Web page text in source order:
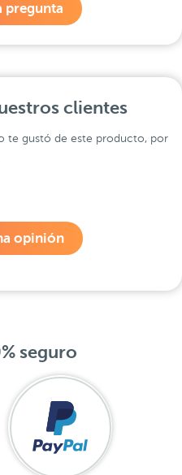
pregunta
clientes
te gustó de este producto, por
opinión
seguro